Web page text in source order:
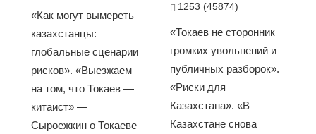
«Как могут вымереть
казахстанцы:
глобальные сценарии
рисков». «Выезжаем
на том, что Токаев —
китаист» —
Сыроежкин о Токаеве
1253 (45874)
«Токаев не сторонник
громких увольнений и
публичных разборок».
«Риски для
Казахстана». «В
Казахстане снова